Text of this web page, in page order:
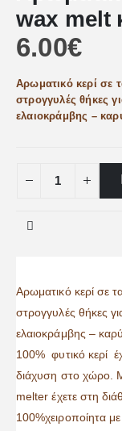
wax melt
6.00€
Αρωματικό κερί σε
στρογγυλές θήκες
ελαιοκράμβης –
Αρωματικό κερί σε
στρογγυλές θήκες
ελαιοκράμβης –
100% φυτικό κερί
διάχυση στο χώρο.
melter έχετε στη
100%χειροποίητα